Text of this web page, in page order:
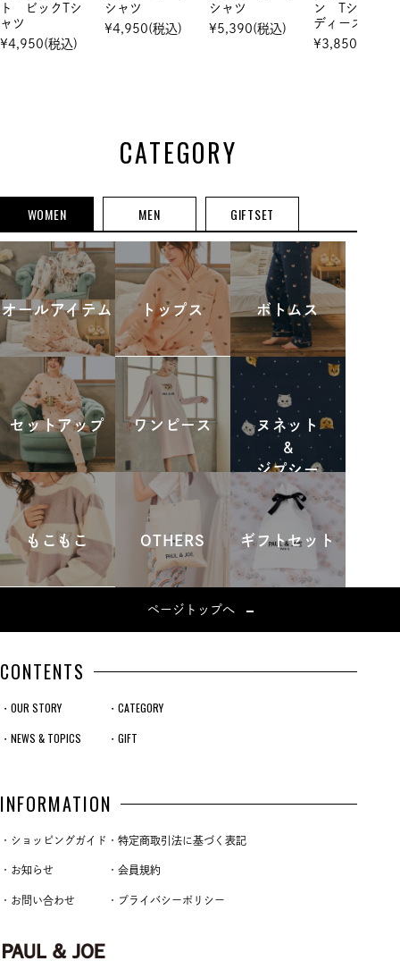
ト ビックTシ
ャツ
¥4,950(税込)
シャツ
¥4,950(税込)
シャツ
¥5,390(税込)
ン Tシャツレ
ディース
¥3,850
CATEGORY
WOMEN MEN GIFTSET
オールアイテム トップス ボトムス
セットアップ ワンピース
ヌネット
&
ジプシー
もこもこ OTHERS ギフトセット
ページトップへ
CONTENTS
・OUR STORY
・NEWS & TOPICS
・CATEGORY
・GIFT
INFORMATION
・ショッピングガイド
・お知らせ
・お問い合わせ
・特定商取引法に基づく表記
・会員規約
・プライバシーポリシー